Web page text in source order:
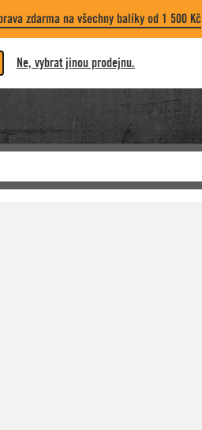
zdarma na všechny balíky od 1 500 Kč
Ne, vybrat jinou prodejnu.